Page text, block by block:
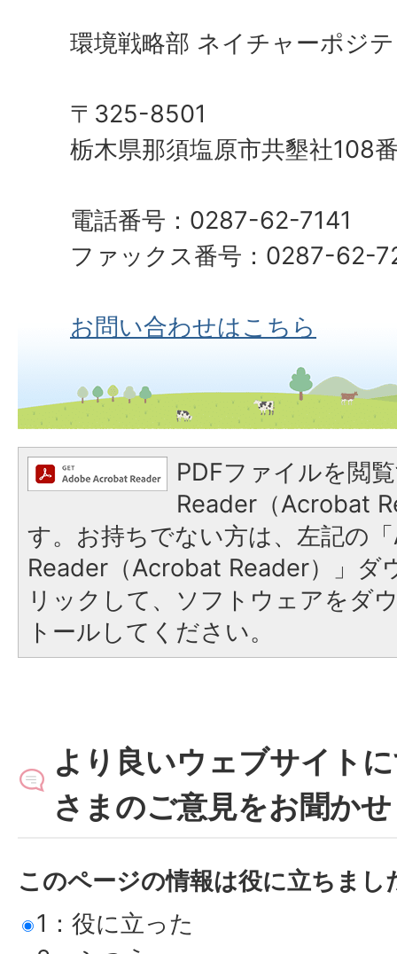
環境戦略部 ネイチャーポジ
〒325-8501
栃木県那須塩原市共墾社108
電話番号：0287-62-7141
ファックス番号：0287-62-
お問い合わせはこちら
PDFファイルを閲
Reader（Acrobat
す。お持ちでない方は、左記の
Reader（Acrobat Reader）」ダ
リックして、ソフトウェアをダ
トールしてください。
より良いウェブサイト
さまのご意見をお聞か
このページの情報は役に立ちまし
1：役に立った